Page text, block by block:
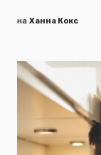
на Ханна Кокс